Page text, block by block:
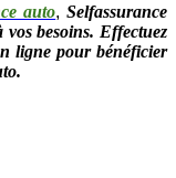
auto, Selfassurance
besoins. Effectuez
ligne pour bénéficier